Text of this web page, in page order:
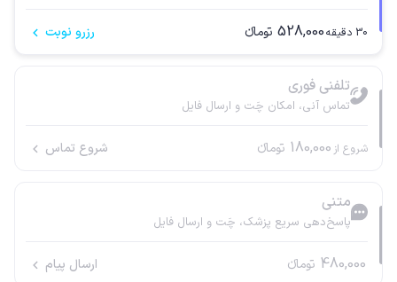
30 دقیقه528,000 تومانء رزرو نوبت
تلفنی فوری
تماس آنی، امکان چَت و ارسال فایل
شروع از 180,000 تومانء شروع تماس
متنی
پاسخ‌دهی سریع پزشک، چَت و ارسال فایل
480,000 تومانء ارسال پیام